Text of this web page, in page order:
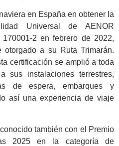
en España en obtener la
Universal de AENOR
2 en febrero de 2022,
otorgado a su Ruta Trimarán.
certificación se amplió a toda
instalaciones terrestres,
de espera, embarques y
así una experiencia de viaje
también con el Premio
2025 en la categoría de